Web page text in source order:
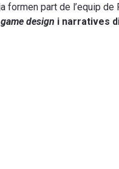
formen part de l’equip
game design i narratives